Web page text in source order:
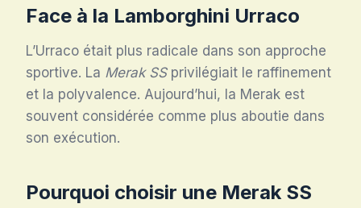
Face à la Lamborghini Urraco
L’Urraco était plus radicale dans son approche
sportive. La Merak SSprivilégiait le raffinement
et la polyvalence. Aujourd’hui, la Merak est
souvent considérée comme plus aboutie dans
son exécution.
Pourquoi choisir une Merak SS